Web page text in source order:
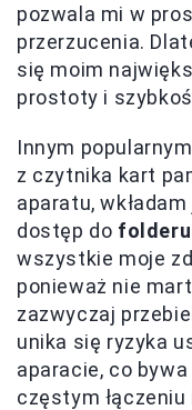
pozwala mi w
przerzucenia.
się moim
prostoty i
Innym
z czytnika kart
aparatu,
dostęp do folderu
wszystkie moje
ponieważ nie
zazwyczaj
unika się ryzyka
aparacie, co
częstym łączeniu